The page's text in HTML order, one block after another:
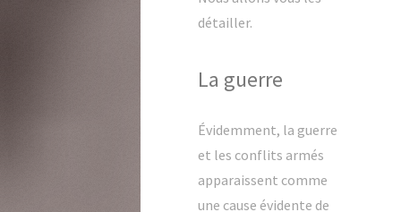
détailler.
La guerre
Évidemment, la guerre
et les conflits armés
apparaissent comme
une cause évidente de